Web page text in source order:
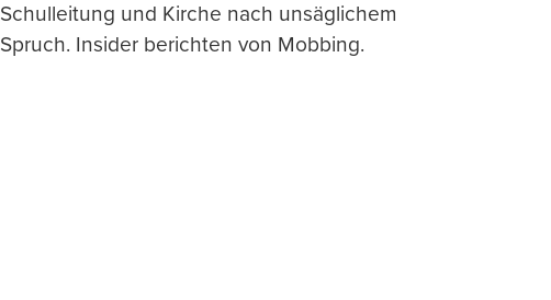
Schulleitung und Kirche nach unsäglichem
Spruch. Insider berichten von Mobbing.